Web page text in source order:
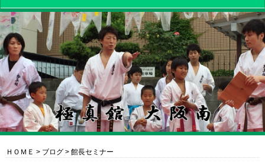
ＨＯＭＥ > ブログ > 館長セミナー